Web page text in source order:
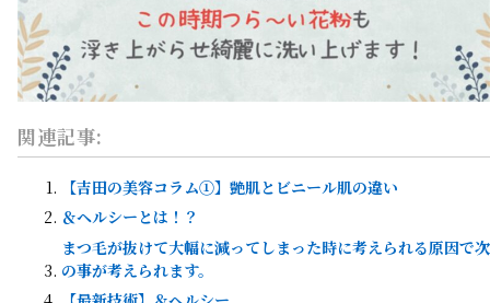
関連記事:
【吉田の美容コラム①】艶肌とビニール肌の違い
＆ヘルシーとは！？
まつ毛が抜けて大幅に減ってしまった時に考えられる原因で次
の事が考えられます。